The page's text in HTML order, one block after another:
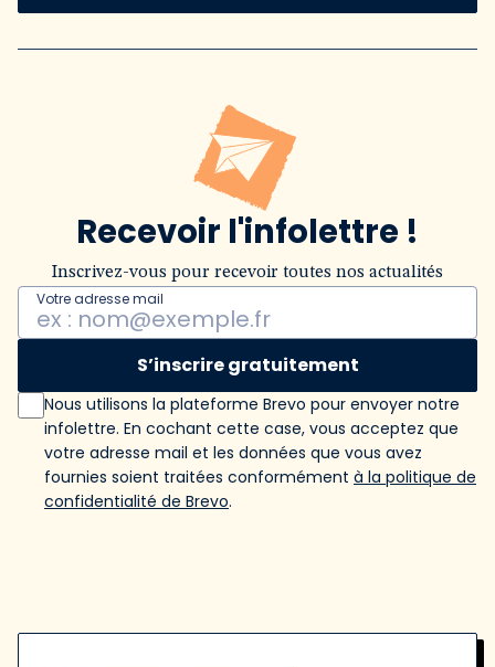
Recevoir l'infolettre !
Inscrivez-vous pour recevoir toutes nos actualités
Votre adresse mail
S’inscrire gratuitement
Nous utilisons la plateforme Brevo pour envoyer notre
infolettre. En cochant cette case, vous acceptez que
votre adresse mail et les données que vous avez
fournies soient traitées conformément à la politique de
confidentialité de Brevo.